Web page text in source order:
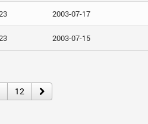
2003-07-17
2003-07-15
12